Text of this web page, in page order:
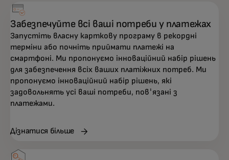
Забезпечуйте всі ваші потреби у платежах
Запустіть власну карткову програму в рекордні
терміни або почніть приймати платежі на
смартфоні. Ми пропонуємо інноваційний набір рішень
для забезпечення всіх ваших платіжних потреб. Ми
пропонуємо інноваційний набір рішень, які
задовольнять усі ваші потреби, пов'язані з
платежами.
Дізнатися більше